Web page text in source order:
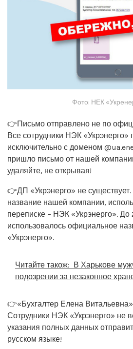
Фото: НЕК
👉Письмо отправлено не по
Все сотрудники НЭК «Укрэнерго»
исключительно с доменом
пришло письмо от нашей
удаляйте, не открывая!
👉ДП «Укрэнерго» не
название нашей компании,
переписке – НЭК «Укрэнерго». До
использовалось официальное
«Укрэнерго».
Читайте також: В Харькове
подозрении за незаконное
👉«Бухгалтер Елена
Сотрудники НЭК «Укрэнерго» не
указания полных данных
русском языке!